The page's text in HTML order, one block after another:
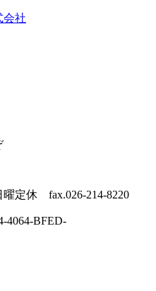
曜定休 fax.026-214-8220
4064-BFED-